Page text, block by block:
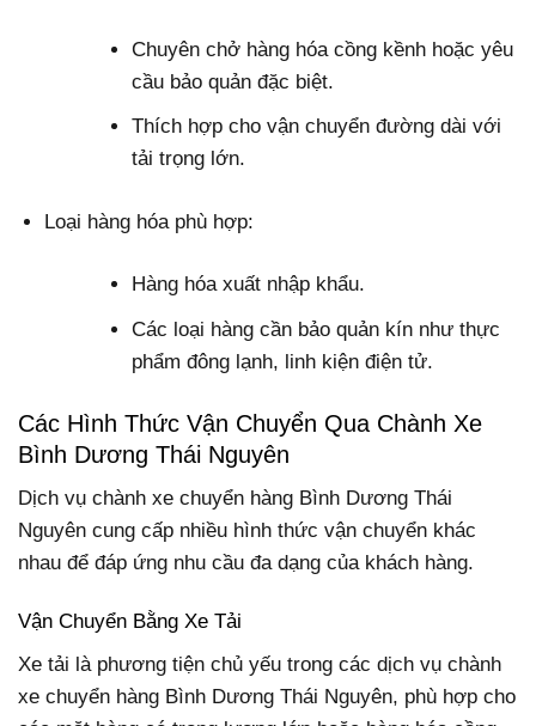
Chuyên chở hàng hóa cồng kềnh hoặc yêu
cầu bảo quản đặc biệt.
Thích hợp cho vận chuyển đường dài với
tải trọng lớn.
Loại hàng hóa phù hợp:
Hàng hóa xuất nhập khẩu.
Các loại hàng cần bảo quản kín như thực
phẩm đông lạnh, linh kiện điện tử.
Các Hình Thức Vận Chuyển Qua Chành Xe
Bình Dương Thái Nguyên
Dịch vụ chành xe chuyển hàng Bình Dương Thái
Nguyên cung cấp nhiều hình thức vận chuyển khác
nhau để đáp ứng nhu cầu đa dạng của khách hàng.
Vận Chuyển Bằng Xe Tải
Xe tải là phương tiện chủ yếu trong các dịch vụ chành
xe chuyển hàng Bình Dương Thái Nguyên, phù hợp cho